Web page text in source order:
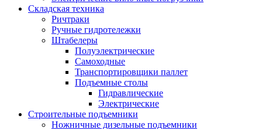
Складская техника
Ричтраки
Ручные гидротележки
Штабелеры
Полуэлектрические
Самоходные
Транспортировщики паллет
Подъемные столы
Гидравлические
Электрические
Строительные подъемники
Ножничные дизельные подъемники